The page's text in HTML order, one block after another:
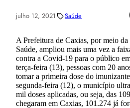
julho 12, 2021 Saúde
A Prefeitura de Caxias, por meio
Saúde, ampliou mais uma vez a
contra a Covid-19 para o público
terça-feira (13), pessoas com 20
tomar a primeira dose do
segunda-feira (12), o município
mil doses aplicadas, ou seja, das
chegaram em Caxias, 101.274 já